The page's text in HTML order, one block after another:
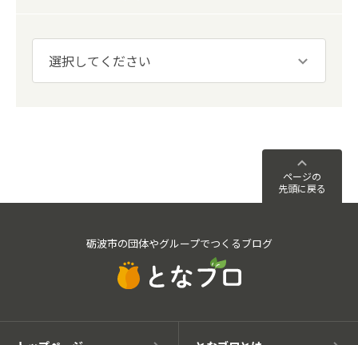
ページの
先頭に戻る
砺波市の団体やグループでつくるブログ